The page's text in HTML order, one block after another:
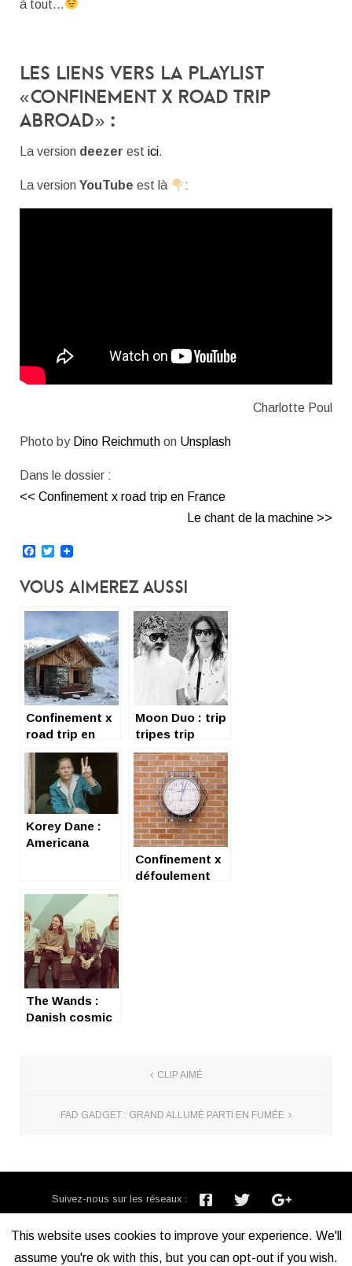
à tout…
Les liens vers la playlist
« confinement x road trip
abroad » :
La version deezer est ici.
La version YouTube est là :
Charlotte Poul
Photo by Dino Reichmuth on Unsplash
Dans le dossier :
<< Confinement x road trip en France
Le chant de la machine >>
Facebook
Twitter
Vous Aimerez Aussi
Confinement x
road trip en
France
Moon Duo : trip
tripes trip
Korey Dane :
Americana
Confinement x
défoulement
The Wands :
Danish cosmic
CLIP AIMÉ
FAD GADGET : GRAND ALLUMÉ PARTI EN FUMÉE
Suivez-nous sur les réseaux :
This website uses cookies to improve your experience. We'll
assume you're ok with this, but you can opt-out if you wish.